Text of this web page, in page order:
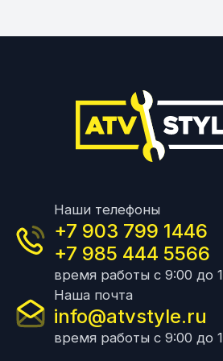
Наши телефоны
+7 903 799 1446
+7 985 444 5566
время работы с 9:00 до
Наша почта
info@atvstyle.ru
время работы с 9:00 до